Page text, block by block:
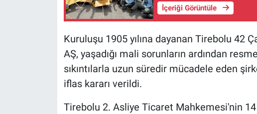
İçeriği Görüntüle
Kuruluşu 1905 yılına dayanan Tirebolu 42
AŞ, yaşadığı mali sorunların ardından
sıkıntılarla uzun süredir mücadele eden
iflas kararı verildi.
Tirebolu 2. Asliye Ticaret Mahkemesi'nin